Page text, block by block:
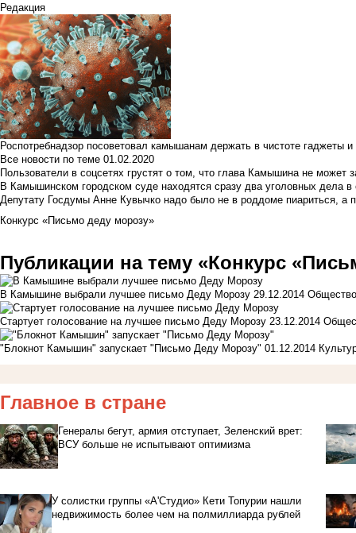
Редакция
Роспотребнадзор посоветовал камышанам держать в чистоте гаджеты
Все новости по теме 01.02.2020
Пользователи в соцсетях грустят о том, что глава Камышина не может
В Камышинском городском суде находятся сразу два уголовных дела
Депутату Госдумы Анне Кувычко надо было не в роддоме пиариться, а
Конкурс «Письмо деду морозу»
Публикации на тему «Конкурс
В Камышине выбрали лучшее письмо Деду Морозу 29.12.2014 Общество
Стартует голосование на лучшее письмо Деду Морозу 23.12.2014
"Блокнот Камышин" запускает "Письмо Деду Морозу" 01.12.2014
Главное в стране
Генералы бегут, армия отступает, Зеленский врет:
ВСУ больше не испытывают оптимизма
У солистки группы «А'Студио» Кети Топурии нашли
недвижимость более чем на полмиллиарда рублей